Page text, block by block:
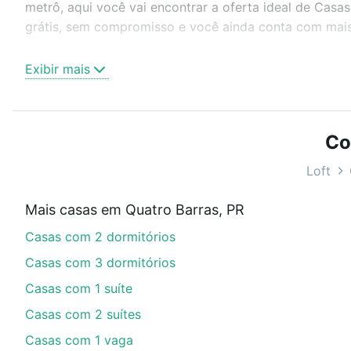
metrô, aqui você vai encontrar a oferta ideal de
grátis, sem compromisso e você ainda conta com
ou sem vaga de garagem para combinar
Casas à venda em Quatro Barras, PR ideal para você
Qual o preço de Casas à venda em Quatro
as parcelas podem se adequar ao seu orçamento.
comprar um apartamento
Exibir mais
Loft
Mais casas em Quatro Barras, PR
Casas com 2 dormitórios
Casas com 3 dormitórios
Casas com 1 suíte
Casas com 2 suítes
Casas com 1 vaga